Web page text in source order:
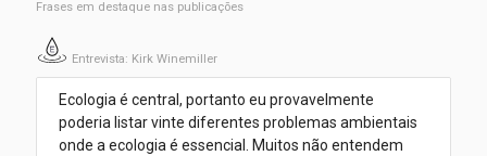
Frases em destaque nas publicações
Entrevista: Kirk Winemiller
Ecologia é central, portanto eu provavelmente
poderia listar vinte diferentes problemas ambientais
onde a ecologia é essencial. Muitos não entendem